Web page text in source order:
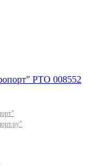
РТО 008552